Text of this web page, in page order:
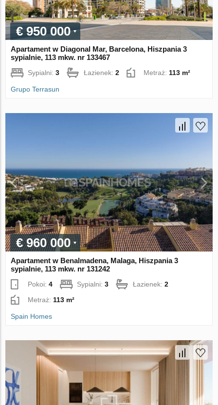
€ 950 000
Apartament w Diagonal Mar, Barcelona, Hiszpania 3
sypialnie, 113 mkw. nr 133467
Sypialni:3 Łazienek:2 Metraż:113 m²
Grupo Terrasun
€ 960 000
Apartament w Benalmadena, Malaga, Hiszpania 3
sypialnie, 113 mkw. nr 131242
Pokoi:4 Sypialni:3 Łazienek:2
Metraż: 113 m²
Spain Homes